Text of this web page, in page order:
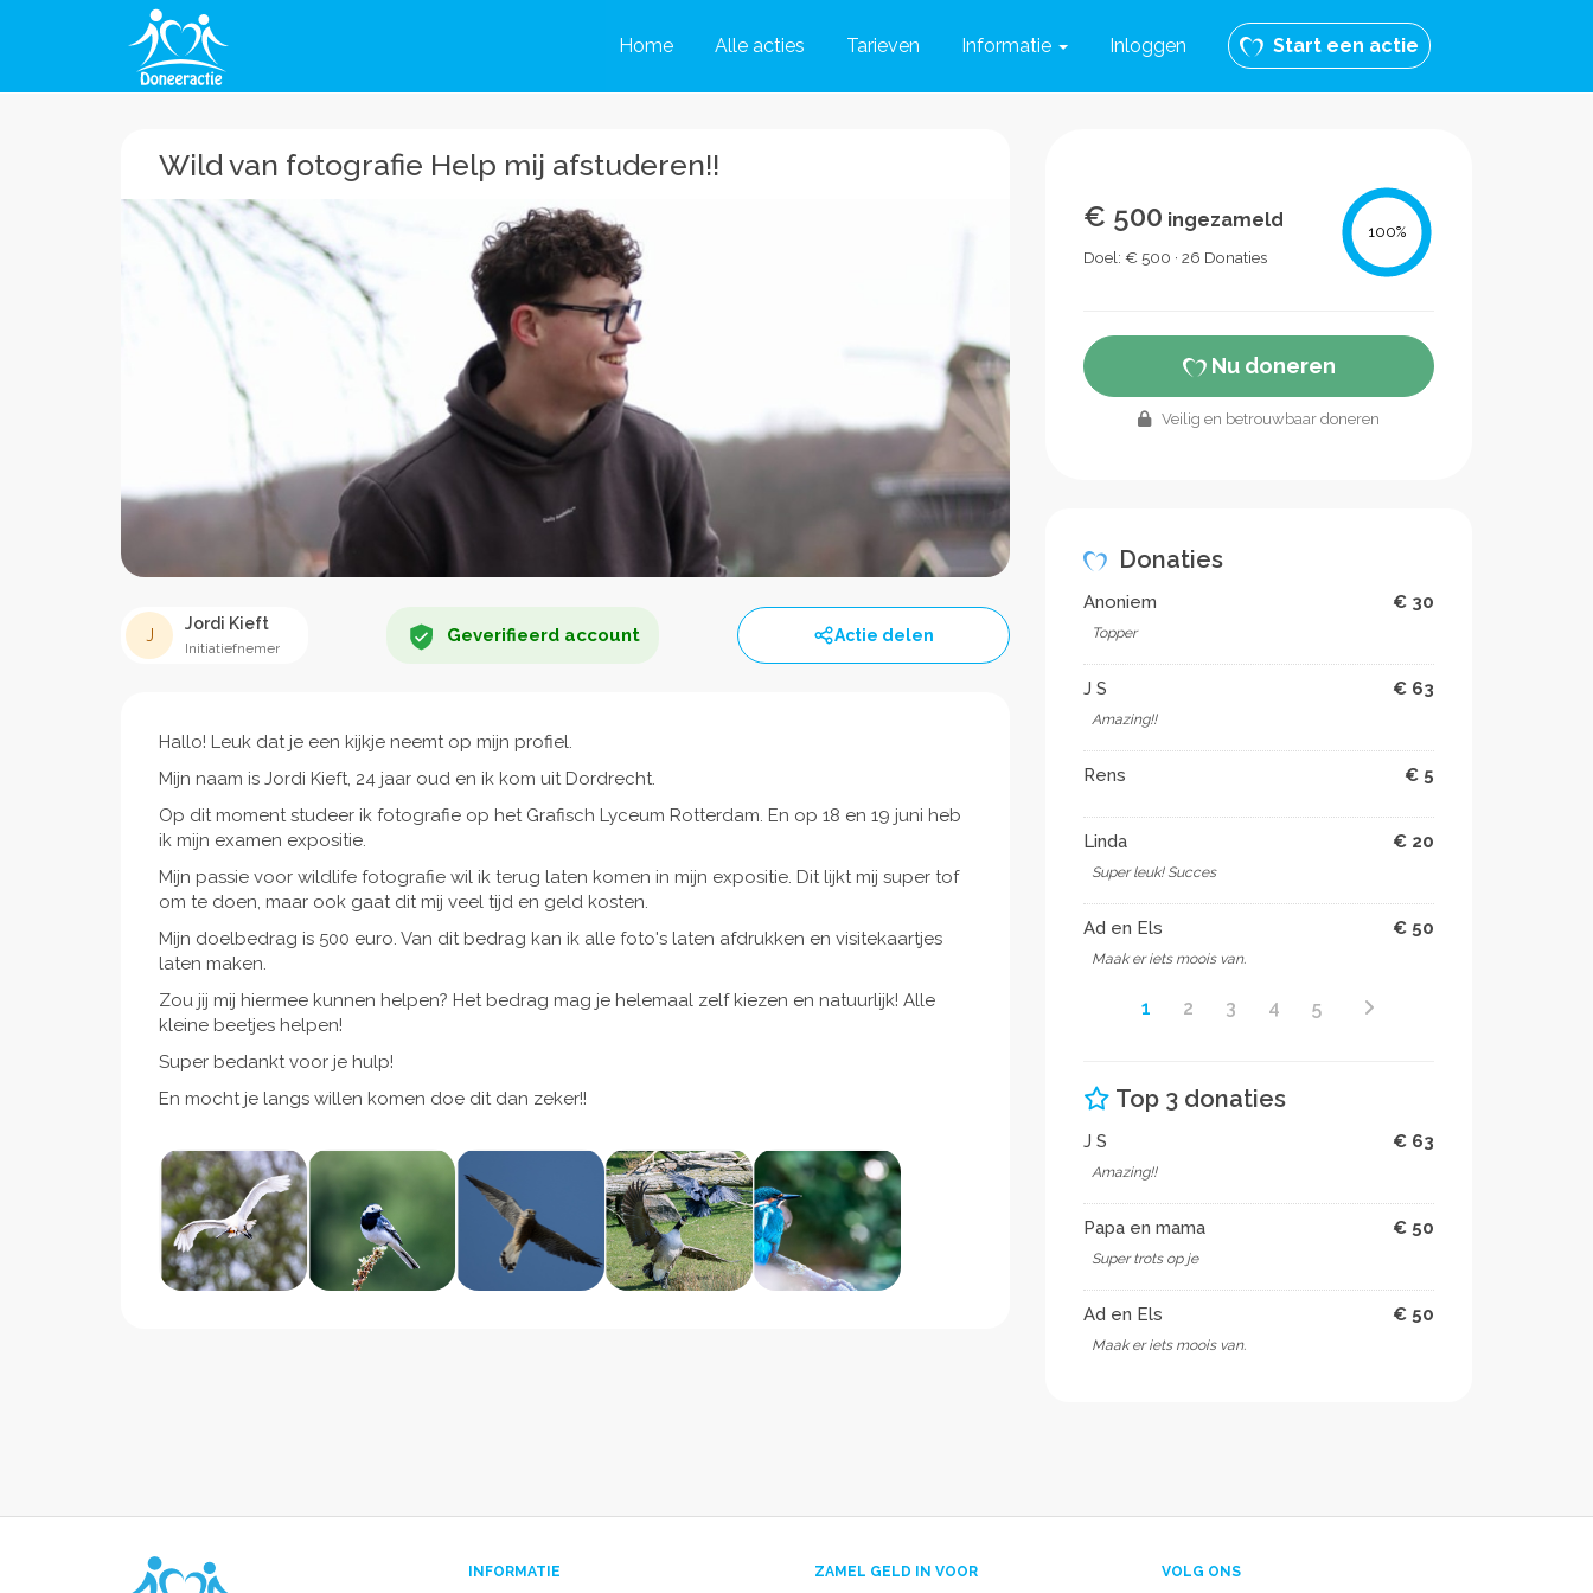
Home Alle acties Tarieven Informatie Inloggen Start een actie
Wild van fotografie Help mij afstuderen!!
J
Jordi Kieft
Initiatiefnemer
Geverifieerd account Actie delen
Hallo! Leuk dat je een kijkje neemt op mijn profiel.
Mijn naam is Jordi Kieft, 24 jaar oud en ik kom uit Dordrecht.
Op dit moment studeer ik fotografie op het Grafisch Lyceum Rotterdam. En op 18 en 19 juni heb
ik mijn examen expositie.
Mijn passie voor wildlife fotografie wil ik terug laten komen in mijn expositie. Dit lijkt mij super tof
om te doen, maar ook gaat dit mij veel tijd en geld kosten.
Mijn doelbedrag is 500 euro. Van dit bedrag kan ik alle foto's laten afdrukken en visitekaartjes
laten maken.
Zou jij mij hiermee kunnen helpen? Het bedrag mag je helemaal zelf kiezen en natuurlijk! Alle
kleine beetjes helpen!
Super bedankt voor je hulp!
En mocht je langs willen komen doe dit dan zeker!!
€ 500 ingezameld
Doel: € 500 · 26 Donaties
100%
Nu doneren
Veilig en betrouwbaar doneren
Donaties
Anoniem € 30
Topper
J S € 63
Amazing!!
Rens € 5
Linda € 20
Super leuk! Succes
Ad en Els € 50
Maak er iets moois van.
1 2 3 4 5
Top 3 donaties
J S € 63
Amazing!!
Papa en mama € 50
Super trots op je ️
Ad en Els € 50
Maak er iets moois van.
INFORMATIE ZAMEL GELD IN VOOR VOLG ONS